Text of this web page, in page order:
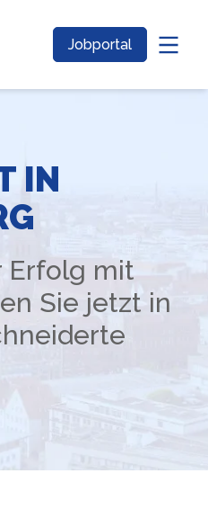
Jobportal
IN
Erfolg mit
Sie jetzt in